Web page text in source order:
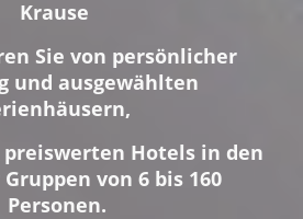
Krause
Sie von persönlicher
und ausgewählten
Hotels in den
von 6 bis 160
Personen.